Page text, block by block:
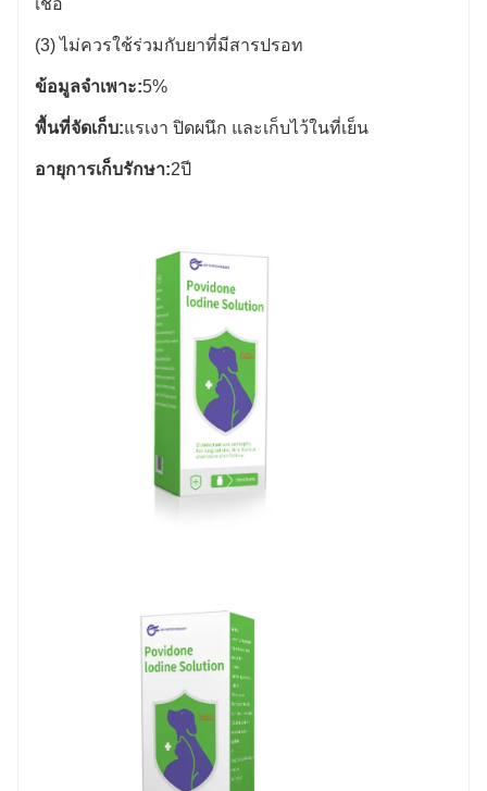
(3) ไม่ควรใช้ร่วมกับยาที่มีสารปรอท
ข้อมูลจำเพาะ:5%
พื้นที่จัดเก็บ:แรเงา ปิดผนึก และเก็บไว้ในที่เย็น
อายุการเก็บรักษา:2ปี